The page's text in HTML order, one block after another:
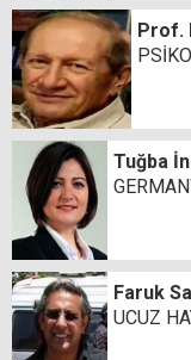
Prof.
Tuğba
Faruk
UCUZ